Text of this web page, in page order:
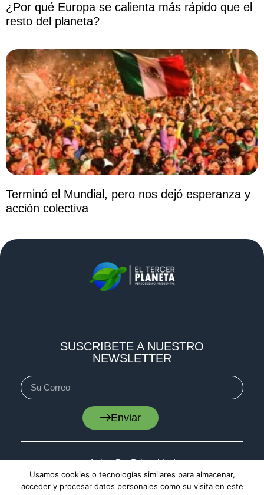
¿Por qué Europa se calienta más rápido que el
resto del planeta?
Terminó el Mundial, pero nos dejó esperanza y
acción colectiva
SUSCRIBETE A NUESTRO
NEWSLETTER
Enviar
Aviso De Privacidad
Cookies
Usamos cookies o tecnologías similares para almacenar,
acceder y procesar datos personales como su visita en este